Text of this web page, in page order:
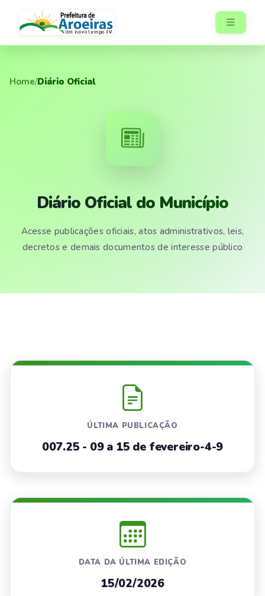
Home/Diário Oficial
Diário Oficial do Município
Acesse publicações oficiais, atos administrativos, leis,
decretos e demais documentos de interesse público
ÚLTIMA PUBLICAÇÃO
007.25 - 09 a 15 de fevereiro-4-9
DATA DA ÚLTIMA EDIÇÃO
15/02/2026